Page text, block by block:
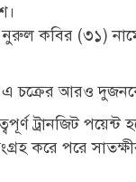
কবির (৩১)
আরও দুজনকে
ট্রানজিট পয়েন্ট
করে পরে